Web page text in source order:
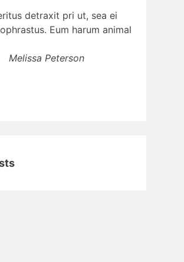
detraxit pri ut, sea ei
Eum harum animal
Melissa Peterson